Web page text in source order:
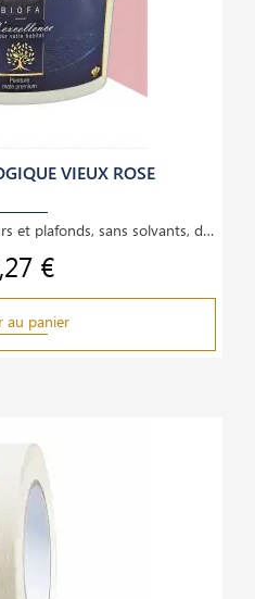
VIEUX ROSE
Peinture écologique pour murs et plafonds, sans solvants, dilution à l’eau, couvrante,
€
au panier